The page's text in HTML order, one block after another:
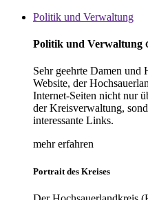
Politik und Verwaltung
Politik und Verwaltung
Sehr geehrte Damen und
Website, der
Internet-Seiten nicht nur
der Kreisverwaltung,
interessante Links.
mehr erfahren
Portrait des Kreises